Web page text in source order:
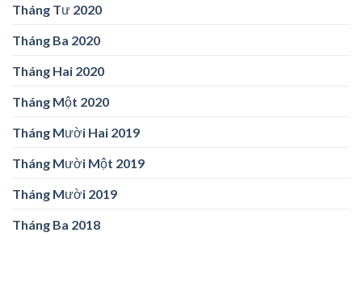
Tháng Tư 2020
Tháng Ba 2020
Tháng Hai 2020
Tháng Một 2020
Tháng Mười Hai 2019
Tháng Mười Một 2019
Tháng Mười 2019
Tháng Ba 2018